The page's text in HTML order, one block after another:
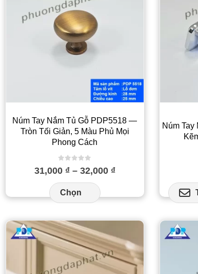
Núm Tay Nắm Tủ Gỗ PDP5518 —
Tròn Tối Giản, 5 Màu Phủ Mọi
Phong Cách
out of 5
31,000 ₫ – 32,000 ₫Khoảng
31,000 ₫
Chọn
Sản
phẩm
nhiều
biến
thể.
Núm